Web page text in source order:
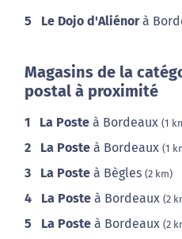
5 Le Dojo d'Aliénorà
Magasins de la
postal à proximité
1 La Poste à Bordeaux (1
2 La Poste à Bordeaux (1
3 La Poste à Bègles (2 km)
4 La Poste à Bordeaux (2
5 La Poste à Bordeaux (2